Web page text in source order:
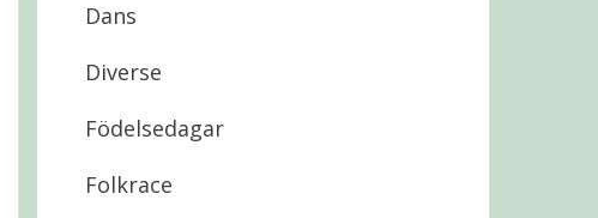
Dans
Diverse
Födelsedagar
Folkrace